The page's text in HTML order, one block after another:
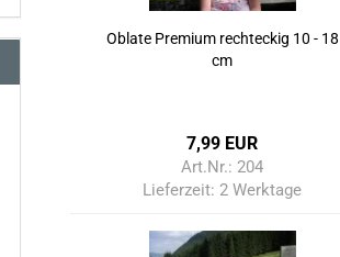
Oblate Premium rechteckig 10 - 18
cm
7,99 EUR
Art.Nr.: 204
Lieferzeit:2 Werktage